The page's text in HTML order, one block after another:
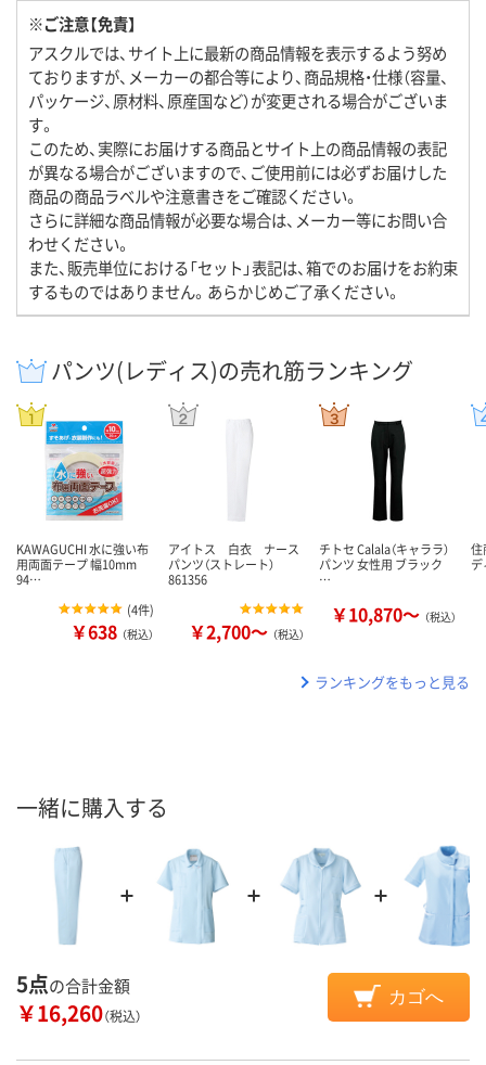
※ご注意【免責】
アスクルでは、サイト上に最新の商品情報を表示するよう努め
ておりますが、メーカーの都合等により、商品規格・仕様（容量、
パッケージ、原材料、原産国など）が変更される場合がございま
す。
このため、実際にお届けする商品とサイト上の商品情報の表記
が異なる場合がございますので、ご使用前には必ずお届けした
商品の商品ラベルや注意書きをご確認ください。
さらに詳細な商品情報が必要な場合は、メーカー等にお問い合
わせください。
また、販売単位における「セット」表記は、箱でのお届けをお約束
するものではありません。あらかじめご了承ください。
パンツ(レディス)の売れ筋ランキング
KAWAGUCHI 水に強い布
用両面テープ 幅10mm
94…
(4件)
￥638 （税込）
アイトス 白衣 ナース
パンツ（ストレート）
861356
￥2,700～ （税込）
チトセ Calala（キャララ）
パンツ 女性用 ブラック
…
￥10,870～ （税込）
住
ランキングをもっと見る
一緒に購入する
5点の合計金額
￥16,260（税込）
カゴへ